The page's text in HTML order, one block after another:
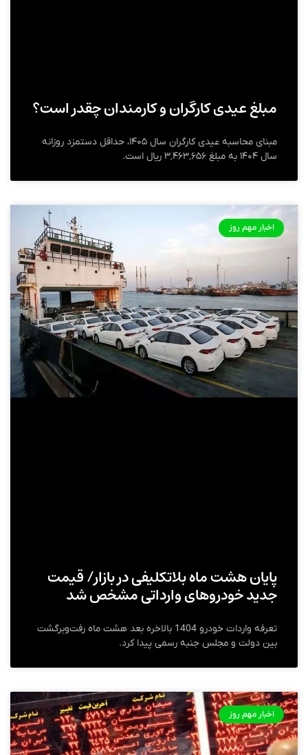
مبلغ عیدی کارگران و کارمندان چقدر است؟
مبنای محاسبه عیدی کارگران سال ۱۴۰۵، حداقل دستمزد روزانه
سال ۱۴۰۴ به مبلغ ۳٬۴۶۳٬۶۵۶ ریال است.
اخبار مهم روز
پایان هشت ماه بلاتکلیفی در بازار/ قیمت
جدید خودرو‌های وارداتی مشخص شد
تعرفه واردات خودرو 1404 بالاخره بعد هشت ماه رفت‌وبرگشت
بین دولت و مجلس جنبه رسمی پیدا کرد.
اخبار مهم روز